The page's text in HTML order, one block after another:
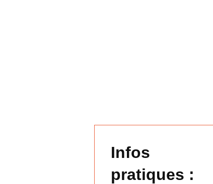
Infos
pratiques :